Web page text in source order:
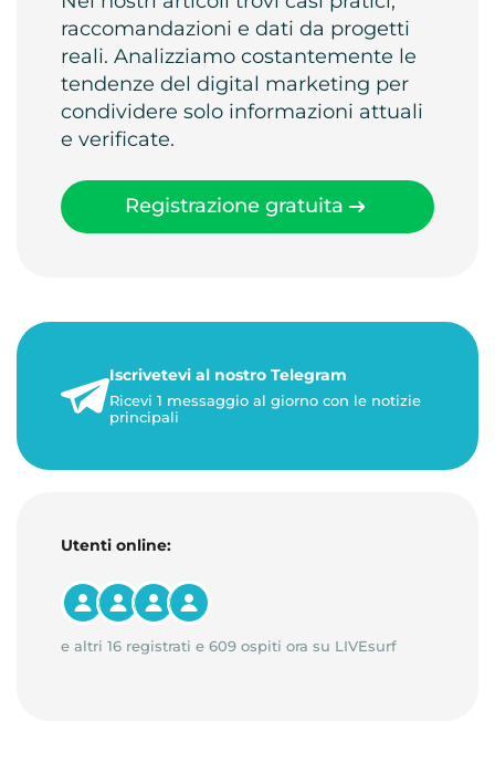
raccomandazioni e dati da progetti
reali. Analizziamo costantemente le
tendenze del digital marketing per
condividere solo informazioni attuali
e verificate.
Registrazione gratuita
Iscrivetevi al nostro Telegram
Ricevi 1 messaggio al giorno con le notizie
principali
Utenti online:
e altri 16 registrati e 609 ospiti ora su LIVEsurf